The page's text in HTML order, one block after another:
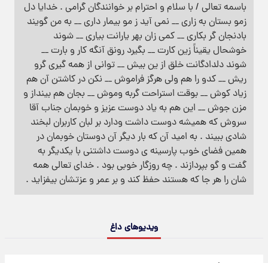
باسمه تعالی / با سلام و احترام بر خوانندگان گرامی . خدایا دل
زمو بستان به زاری __ نمی آید ز مو بیمار داری __ به من گویند
بادنجان گر بکاری __ کمی زان بهر یارانت بیاری __ شوند
خوشحال یقیناََ زین کارت __ بگیرد رونق آنگه کار و بارت __
شوند دلدادگانت خلق از ین بیش __ توانی از همه گیری گرو
ریش __ کدو را هم ولی هرگز فراموش __ نکن در کاشتن آن هم
زیاد کوش __ بوقت استراحت گربه وموش __ بجان هم بینداز و
مزن جوش __ این هم به یاد دوست عزیز و خوبمان جناب آقا
سروش که همیشه دوست داشت ودارد بر لبان کاربران لبخند
شادی ببیند . به امید آن که بار دیگر آن دوستان خوبمان در
همین فضای خوب پارسینه ی دوست داشتنی با یکدیگر به
گفت و گو بپردازند . چه روزگار خوبی بود . خدای تعالی همه
شان را هر جا که هستند حفظ کند و بر عمر و عزتشان بیفزاید .
ویدیوهای داغ